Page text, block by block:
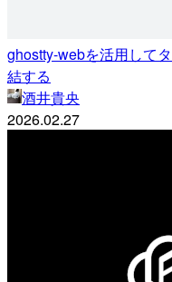
ghostty-webを活用して
結する
酒井貴央
2026.02.27